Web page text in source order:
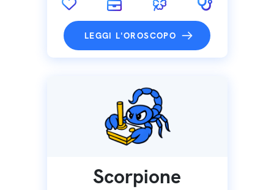
LEGGI L'OROSCOPO
Scorpione